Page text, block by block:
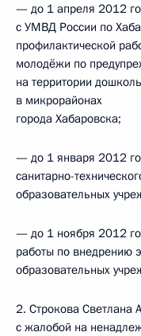
— до 1 апреля 2012
с УМВД России по
профилактической
молодёжи по
на территории
в микрорайонах
города Хабаровска;
— до 1 января 2012
санитарно-
образовательных
— до 1 ноября 2012
работы по внедрению
образовательных
2. Строкова Светлана
с жалобой на